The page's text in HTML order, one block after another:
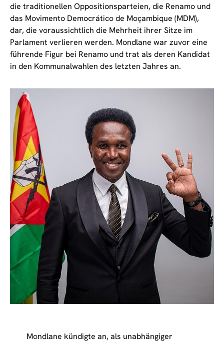
die traditionellen Oppositionsparteien, die Renamo und
das Movimento Democrático de Moçambique (MDM),
dar, die voraussichtlich die Mehrheit ihrer Sitze im
Parlament verlieren werden. Mondlane war zuvor eine
führende Figur bei Renamo und trat als deren Kandidat
in den Kommunalwahlen des letzten Jahres an.
Mondlane kündigte an, als unabhängiger